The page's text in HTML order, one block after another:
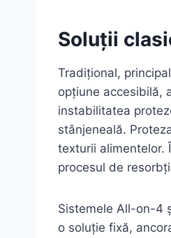
Soluții
Tradițional,
opțiune accesibilă,
instabilitatea
stânjeneală.
texturii alimentelor.
procesul de
Sistemele All-on-4
o soluție fixă,